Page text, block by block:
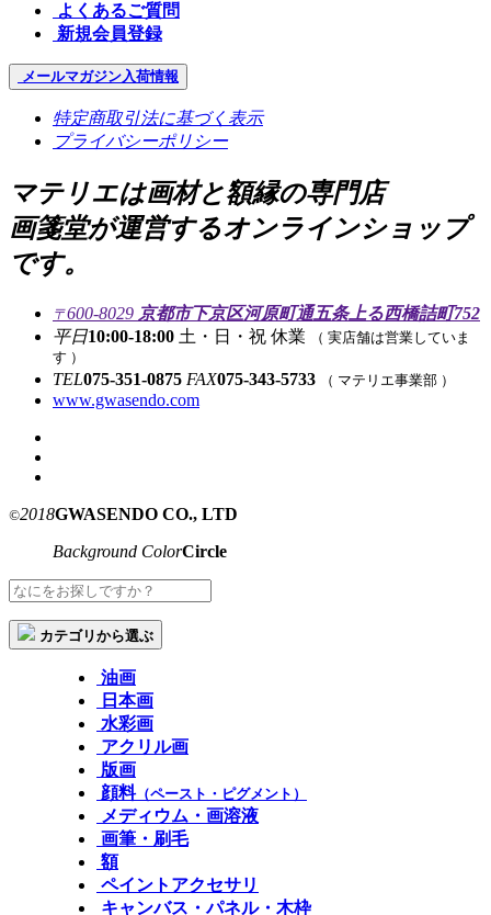
よくあるご質問
新規会員登録
メールマガジン入荷情報
特定商取引法に基づく表示
プライバシーポリシー
マテリエは画材と額縁の専門店
画箋堂が運営するオンラインショップ
です。
〒600-8029 京都市下京区河原町通五条上る西橋詰町752
平日10:00-18:00 土・日・祝 休業 （ 実店舗は営業していま
す ）
TEL075-351-0875 FAX075-343-5733 （ マテリエ事業部 ）
www.gwasendo.com
©2018GWASENDO CO., LTD
Background ColorCircle
カテゴリから選ぶ
油画
日本画
水彩画
アクリル画
版画
顔料（ペースト・ピグメント）
メディウム・画溶液
画筆・刷毛
額
ペイントアクセサリ
キャンバス・パネル・木枠